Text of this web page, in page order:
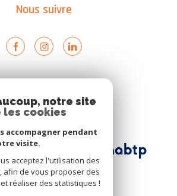
Nous suivre
Nous adhérons
notre site
les cookies
accompagner pendant
visite.
acceptez l'utilisation des
afin de vous proposer des
réaliser des statistiques !